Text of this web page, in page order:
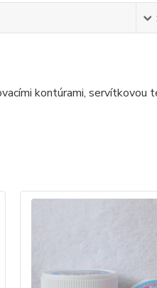
kontúrami, servítkovou